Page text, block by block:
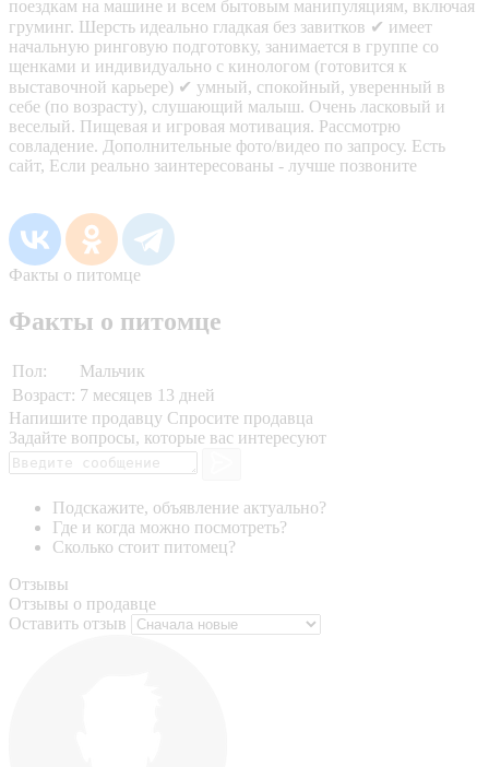
поездкам на машине и всем бытовым манипуляциям, включая
груминг. Шерсть идеально гладкая без завитков ✔ имеет
начальную ринговую подготовку, занимается в группе со
щенками и индивидуально с кинологом (готовится к
выставочной карьере) ✔ умный, спокойный, уверенный в
себе (по возрасту), слушающий малыш. Очень ласковый и
веселый. Пищевая и игровая мотивация. Рассмотрю
совладение. Дополнительные фото/видео по запросу. Есть
сайт, Если реально заинтересованы - лучше позвоните
Факты о питомце
Факты о питомце
Пол:
Мальчик
Возраст: 7 месяцев 13 дней
Напишите продавцу Спросите продавца
Задайте вопросы, которые вас интересуют
Подскажите, объявление актуально?
Где и когда можно посмотреть?
Сколько стоит питомец?
Отзывы
Отзывы о продавце
Оставить отзыв